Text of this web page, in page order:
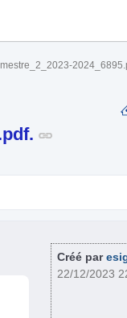
Créé par
22/12/2023